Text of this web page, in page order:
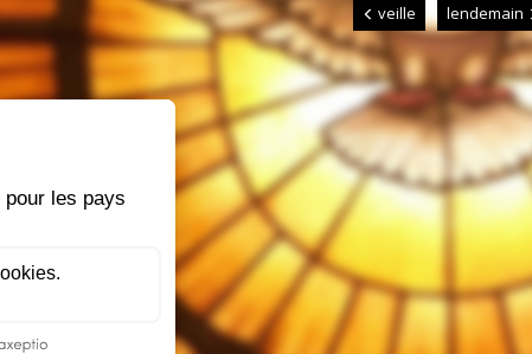
veille lendemain